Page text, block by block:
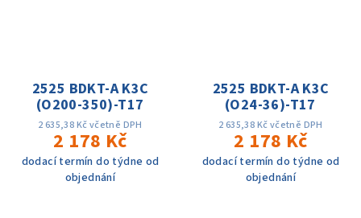
2525 BDKT-A K3C
(O200-350)-T17
2 635,38 Kč včetně DPH
2 178 Kč
dodací termín do týdne od
objednání
2525 BDKT-A K3C
(O24-36)-T17
2 635,38 Kč včetně DPH
2 178 Kč
dodací termín do týdne od
objednání